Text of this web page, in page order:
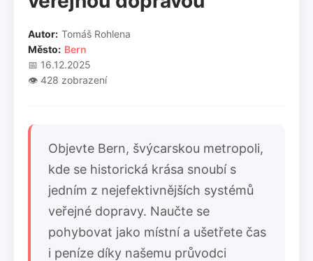
Autor: Tomáš Rohlena
Město: Bern
📅 16.12.2025
👁️ 428 zobrazení
Objevte Bern, švýcarskou metropoli,
kde se historická krása snoubí s
jedním z nejefektivnějších systémů
veřejné dopravy. Naučte se
pohybovat jako místní a ušetřete čas
i peníze díky našemu průvodci